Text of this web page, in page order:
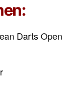
Darts Open